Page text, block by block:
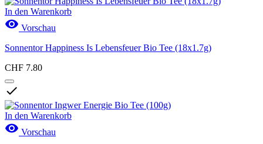
In den Warenkorb
 Vorschau
Sonnentor Happiness Is Lebensfeuer Bio Tee (18x1.7g)
CHF 7.80

In den Warenkorb
 Vorschau